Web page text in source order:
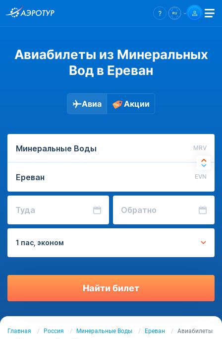
Авиабилеты из Минеральных
Вод в Ереван
Авиа Акции
MRV
EVN
Туда Обратно
1 пас, эконом
Найти билет
Главная Россия Минеральные Воды Ереван
Авиабилеты